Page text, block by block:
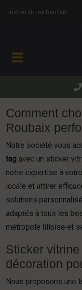
sticker vitrine Roubaix
Comment
Roubaix
Notre société vous
tag avec un sticker
notre expertise à
locale et attirer
solutions
adaptés à tous les
métropole lilloise et
Sticker
décoration
Nous proposons une